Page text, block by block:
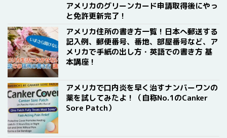
アメリカのグリーンカード申請取得後にやっ
と免許更新完了！
アメリカ住所の書き方一覧！日本へ郵送する
記入例、郵便番号、番地、部屋番号など、ア
メリカで手紙の出し方・英語での書き方 基
本講座！
アメリカで口内炎を早く治すナンバーワンの
薬を試してみたよ！（自称No.1のCanker
Sore Patch）